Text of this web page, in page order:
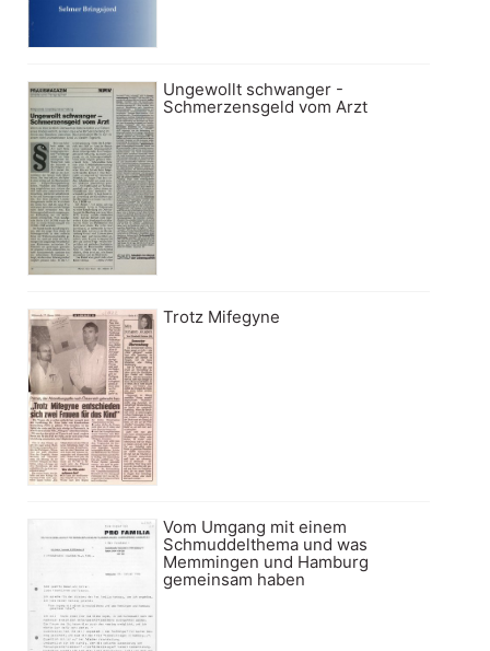
Ungewollt schwanger -
Schmerzensgeld vom Arzt
Trotz Mifegyne
Vom Umgang mit einem
Schmuddelthema und was
Memmingen und Hamburg
gemeinsam haben